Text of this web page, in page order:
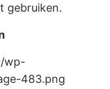
gebruiken.
wp-
483.png